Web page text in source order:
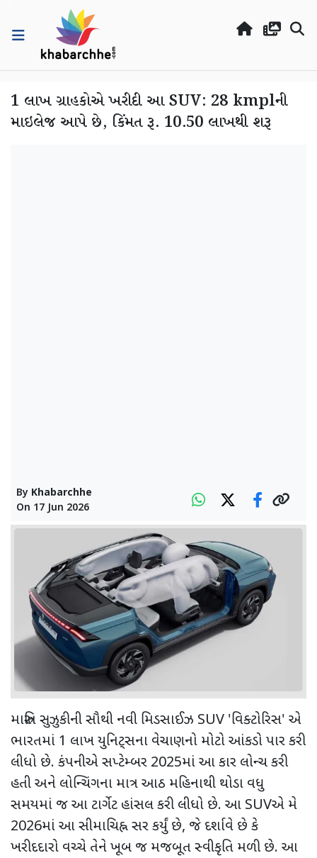
1 લાખ ગ્રાહકોએ ખરીદી આ SUV: 28 kmplની
માઇલેજ આપે છે, કિંમત રૂ. 10.50 લાખથી શરૂ
By Khabarchhe
On 17 Jun 2026
મારુતિ સુઝુકીની સૌથી નવી મિડસાઈઝ SUV 'વિક્ટોરિસ' એ
ભારતમાં 1 લાખ યુનિટ્સના વેચાણનો મોટો આંકડો પાર કરી
લીધો છે. કંપનીએ સપ્ટેમ્બર 2025માં આ કાર લોન્ચ કરી
હતી અને લોન્ચિંગના માત્ર આઠ મહિનાથી થોડા વધુ
સમયમાં જ આ ટાર્ગેટ હાંસલ કરી લીધો છે. આ SUVએ મે
2026માં આ સીમાચિહ્ન સર કર્યું છે, જે દર્શાવે છે કે
ખરીદદારો વચ્ચે તેને ખૂબ જ મજબૂત સ્વીકૃતિ મળી છે. આ